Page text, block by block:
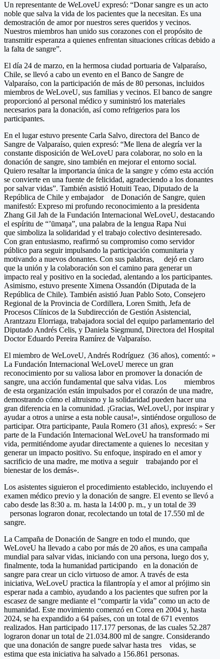
Un representante de WeLoveU expresó: “Donar sangre es un acto
noble que salva la vida de los pacientes que la necesitan. Es una
demostración de amor por nuestros seres queridos y vecinos.
Nuestros miembros han unido sus corazones con el propósito de
transmitir esperanza a quienes enfrentan situaciones críticas debido a
la falta de sangre”.
El día 24 de marzo, en la hermosa ciudad portuaria de Valparaíso,
Chile, se llevó a cabo un evento en el Banco de Sangre de
Valparaíso, con la participación de más de 80 personas, incluidos
miembros de WeLoveU, sus familias y vecinos. El banco de sangre
proporcionó al personal médico y suministró los materiales
necesarios para la donación, así como refrigerios para los
participantes.
En el lugar estuvo presente Carla Salvo, directora del Banco de
Sangre de Valparaíso, quien expresó: “Me llena de alegría ver la
constante disposición de WeLoveU para colaborar, no solo en la
donación de sangre, sino también en mejorar el entorno social.
Quiero resaltar la importancia única de la sangre y cómo esta acción
se convierte en una fuente de felicidad, agradeciendo a los donantes
por salvar vidas”. También asistió Hotuiti Teao, Diputado de la
República de Chile y embajador de Donación de Sangre, quien
manifestó: Expreso mi profundo reconocimiento a la presidenta
Zhang Gil Jah de la Fundación Internacional WeLoveU, destacando
el espíritu de “’ūmaŋa”, una palabra de la lengua Rapa Nui
que simboliza la solidaridad y el trabajo colectivo desinteresado.
Con gran entusiasmo, reafirmó su compromiso como servidor
público para seguir impulsando la participación comunitaria y
motivando a nuevos donantes. Con sus palabras, dejó en claro
que la unión y la colaboración son el camino para generar un
impacto real y positivo en la sociedad, alentando a los participantes.
Asimismo, estuvo presente Ximena Ossandón (Diputada de la
República de Chile). También asistió Juan Pablo Soto, Consejero
Regional de la Provincia de Cordillera, Loren Smith, Jefa de
Procesos Clínicos de la Subdirección de Gestión Asistencial,
Arantzazu Elorriaga, trabajadora social del equipo parlamentario del
Diputado Andrés Celis, y Daniela Siegmund, Directora del Hospital
Doctor Eduardo Pereira Ramírez de Valparaíso.
El miembro de WeLoveU, Andrés Rodríguez (36 años), comentó: »
La Fundación Internacional WeLoveU merece un gran
reconocimiento por su valiosa labor en promover la donación de
sangre, una acción fundamental que salva vidas. Los miembros
de esta organización están impulsados por el corazón de una madre,
demostrando cómo el altruismo y la solidaridad pueden hacer una
gran diferencia en la comunidad. ¡Gracias, WeLoveU, por inspirar y
ayudar a otros a unirse a esta noble causa!», sintiéndose orgulloso de
participar. Otra participante, Paula Romero (31 años), expresó: » Ser
parte de la Fundación Internacional WeLoveU ha transformado mi
vida, permitiéndome ayudar directamente a quienes lo necesitan y
generar un impacto positivo. Su enfoque, inspirado en el amor y
sacrificio de una madre, me motiva a seguir trabajando por el
bienestar de los demás».
Los asistentes siguieron el procedimiento establecido, incluyendo el
examen médico previo y la donación de sangre. El evento se llevó a
cabo desde las 8:30 a. m. hasta la 14:00 p. m., y un total de 39
personas lograron donar, recolectando un total de 17.550 ml de
sangre.
La Campaña de Donación de Sangre en todo el mundo, que
WeLoveU ha llevado a cabo por más de 20 años, es una campaña
mundial para salvar vidas, iniciando con una persona, luego dos y,
finalmente, toda la humanidad participando en la donación de
sangre para crear un ciclo virtuoso de amor. A través de esta
iniciativa, WeLoveU practica la filantropía y el amor al prójimo sin
esperar nada a cambio, ayudando a los pacientes que sufren por la
escasez de sangre mediante el “compartir la vida” como un acto de
humanidad. Este movimiento comenzó en Corea en 2004 y, hasta
2024, se ha expandido a 64 países, con un total de 671 eventos
realizados. Han participado 117.177 personas, de las cuales 52.287
lograron donar un total de 21.034.800 ml de sangre. Considerando
que una donación de sangre puede salvar hasta tres vidas, se
estima que esta iniciativa ha salvado a 156.861 personas.